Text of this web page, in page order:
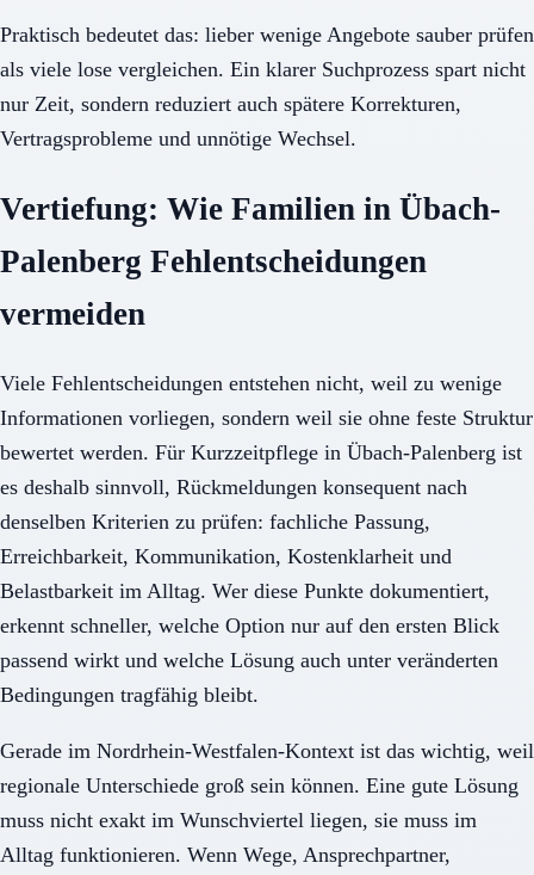
Praktisch bedeutet das: lieber wenige Angebote sauber prüfen
als viele lose vergleichen. Ein klarer Suchprozess spart nicht
nur Zeit, sondern reduziert auch spätere Korrekturen,
Vertragsprobleme und unnötige Wechsel.
Vertiefung: Wie Familien in Übach-
Palenberg Fehlentscheidungen
vermeiden
Viele Fehlentscheidungen entstehen nicht, weil zu wenige
Informationen vorliegen, sondern weil sie ohne feste Struktur
bewertet werden. Für Kurzzeitpflege in Übach-Palenberg ist
es deshalb sinnvoll, Rückmeldungen konsequent nach
denselben Kriterien zu prüfen: fachliche Passung,
Erreichbarkeit, Kommunikation, Kostenklarheit und
Belastbarkeit im Alltag. Wer diese Punkte dokumentiert,
erkennt schneller, welche Option nur auf den ersten Blick
passend wirkt und welche Lösung auch unter veränderten
Bedingungen tragfähig bleibt.
Gerade im Nordrhein-Westfalen-Kontext ist das wichtig, weil
regionale Unterschiede groß sein können. Eine gute Lösung
muss nicht exakt im Wunschviertel liegen, sie muss im
Alltag funktionieren. Wenn Wege, Ansprechpartner,